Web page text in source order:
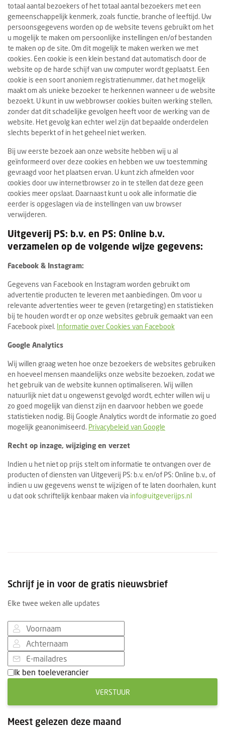
totaal aantal bezoekers of het totaal aantal bezoekers met een
gemeenschappelijk kenmerk, zoals functie, branche of leeftijd. Uw
persoonsgegevens worden op de website tevens gebruikt om het
u mogelijk te maken om persoonlijke instellingen en/of bestanden
te maken op de site. Om dit mogelijk te maken werken we met
cookies. Een cookie is een klein bestand dat automatisch door de
website op de harde schijf van uw computer wordt geplaatst. Een
cookie is een soort anoniem registratienummer, dat het mogelijk
maakt om als unieke bezoeker te herkennen wanneer u de website
bezoekt. U kunt in uw webbrowser cookies buiten werking stellen,
zonder dat dit schadelijke gevolgen heeft voor de werking van de
website. Het gevolg kan echter wel zijn dat bepaalde onderdelen
slechts beperkt of in het geheel niet werken.
Bij uw eerste bezoek aan onze website hebben wij u al
geïnformeerd over deze cookies en hebben we uw toestemming
gevraagd voor het plaatsen ervan. U kunt zich afmelden voor
cookies door uw internetbrowser zo in te stellen dat deze geen
cookies meer opslaat. Daarnaast kunt u ook alle informatie die
eerder is opgeslagen via de instellingen van uw browser
verwijderen.
Uitgeverij PS: b.v. en PS: Online b.v.
verzamelen op de volgende wijze gegevens:
Facebook & Instagram:
Gegevens van Facebook en Instagram worden gebruikt om
advertentie producten te leveren met aanbiedingen. Om voor u
relevante advertenties weer te geven (retargeting) en statistieken
bij te houden wordt er op onze websites gebruik gemaakt van een
Facebook pixel. Informatie over Cookies van Facebook
Google Analytics
Wij willen graag weten hoe onze bezoekers de websites gebruiken
en hoeveel mensen maandelijks onze website bezoeken, zodat we
het gebruik van de website kunnen optimaliseren. Wij willen
natuurlijk niet dat u ongewenst gevolgd wordt, echter willen wij u
zo goed mogelijk van dienst zijn en daarvoor hebben we goede
statistieken nodig. Bij Google Analytics wordt de informatie zo goed
mogelijk geanonimiseerd. Privacybeleid van Google
Recht op inzage, wijziging en verzet
Indien u het niet op prijs stelt om informatie te ontvangen over de
producten of diensten van Uitgeverij PS: b.v. en/of PS: Online b.v., of
indien u uw gegevens wenst te wijzigen of te laten doorhalen, kunt
u dat ook schriftelijk kenbaar maken via info@uitgeverijps.nl
Schrijf je in voor de gratis nieuwsbrief
Elke twee weken alle updates
Ik ben toeleverancier
VERSTUUR
Meest gelezen deze maand